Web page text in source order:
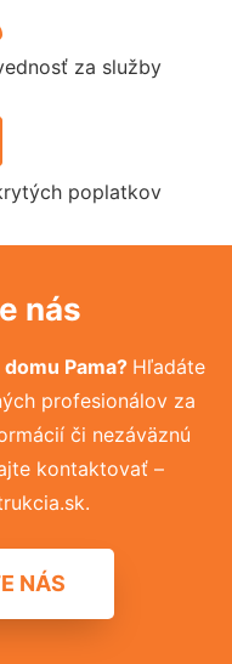
za služby
poplatkov
nás
Pama? Hľadáte
profesionálov za
či nezáväznú
kontaktovať –
NÁS